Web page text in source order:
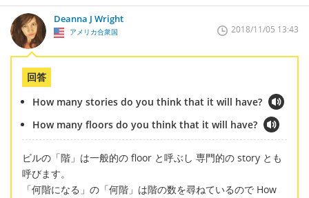
Deanna J Wright
アメリカ合衆国 2018/11/05 13:43
回答
How many stories do you think that it will have?
How many floors do you think that it will have?
ビルの「階」は一般的の floor と呼ぶし 専門的の story とも
呼びます。
「何階になる」の「何階」は階の数を尋ねているので How